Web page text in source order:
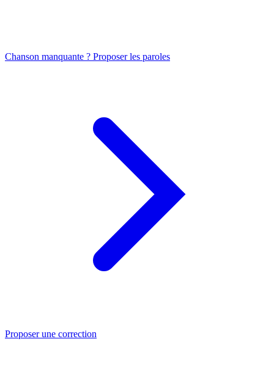
Chanson manquante ? Proposer les paroles
Proposer une correction